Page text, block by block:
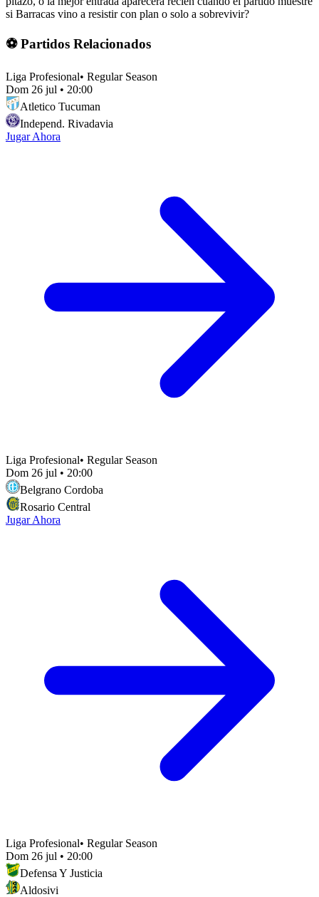
si Barracas vino a resistir con plan o solo a sobrevivir?
⚽ Partidos Relacionados
Liga Profesional• Regular Season
Dom 26 jul • 20:00
Atletico Tucuman
Independ. Rivadavia
Jugar Ahora
Liga Profesional• Regular Season
Dom 26 jul • 20:00
Belgrano Cordoba
Rosario Central
Jugar Ahora
Liga Profesional• Regular Season
Dom 26 jul • 20:00
Defensa Y Justicia
Aldosivi